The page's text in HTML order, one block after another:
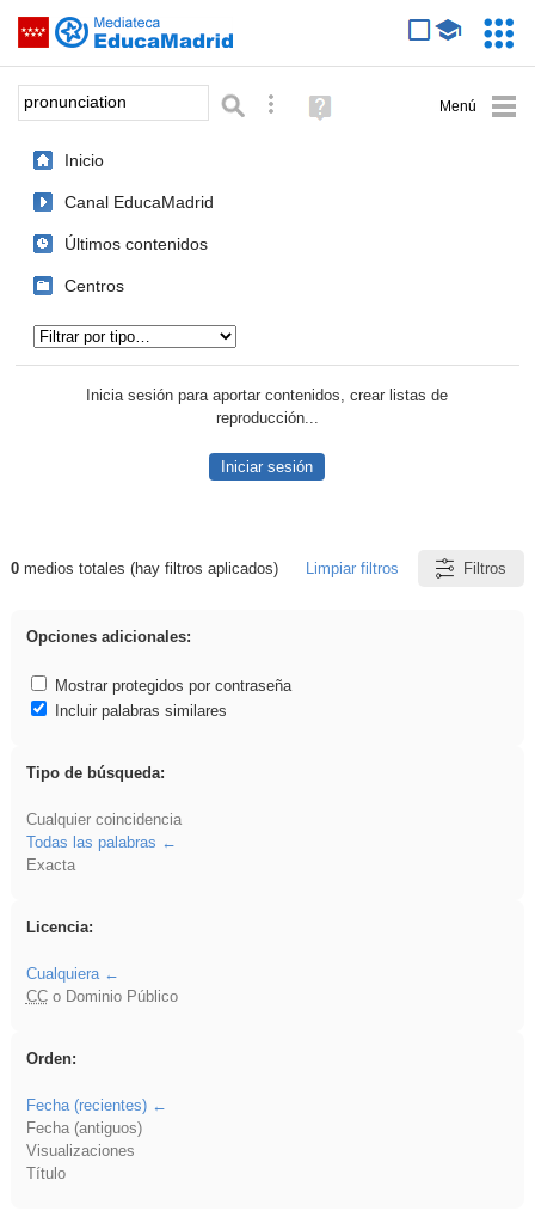
Saltar navegación
Palabra o frase: Búsqueda avanzada
Ayuda
(en
Inicio
Canal EducaMadrid
Últimos contenidos
Centros
Inicia sesión para aportar contenidos, crear listas de
reproducción...
Iniciar sesión
Resultados de: pronunciation
0medios totales (hay filtros aplicados) Limpiar filtros Filtros
Opciones adicionales:
Mostrar protegidos por contraseña
Incluir palabras similares
Tipo de búsqueda:
Cualquier coincidencia
Todas las palabras
Exacta
Licencia:
Cualquiera
CCo Dominio Público
Orden:
Fecha (recientes)
Fecha (antiguos)
Visualizaciones
Título